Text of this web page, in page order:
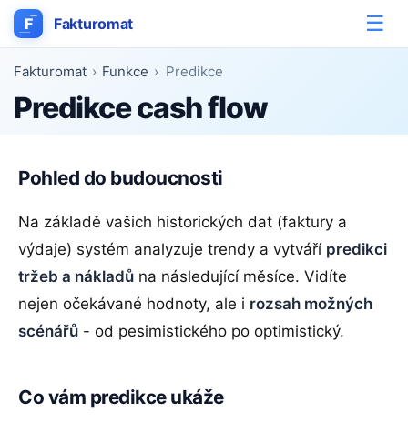
F Fakturomat ☰
Fakturomat › Funkce › Predikce
Predikce cash flow
Pohled do budoucnosti
Na základě vašich historických dat (faktury a
výdaje) systém analyzuje trendy a vytváří predikci
tržeb a nákladů na následující měsíce. Vidíte
nejen očekávané hodnoty, ale i rozsah možných
scénářů - od pesimistického po optimistický.
Co vám predikce ukáže